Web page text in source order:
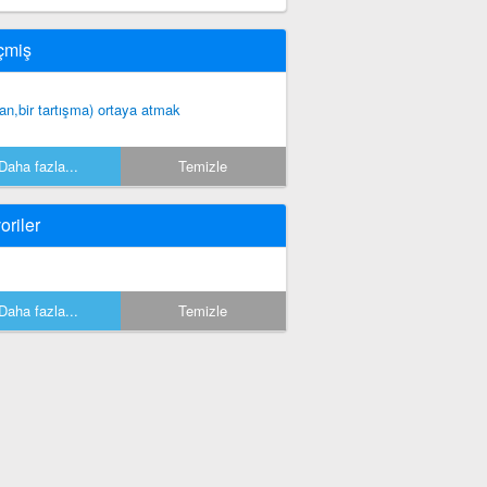
tartışma) ortaya atmak
Daha fazla... Temizle
Daha fazla... Temizle